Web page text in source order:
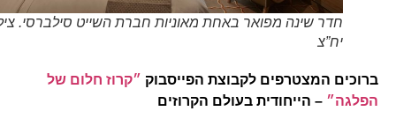
חדר שינה מפואר באחת מאוניות חברת השייט סילברסי. צילום
יח”צ
ברוכים המצטרפים לקבוצת הפייסבוק״קרוז חלום של
הפלגה״– הייחודית בעולם הקרוזים